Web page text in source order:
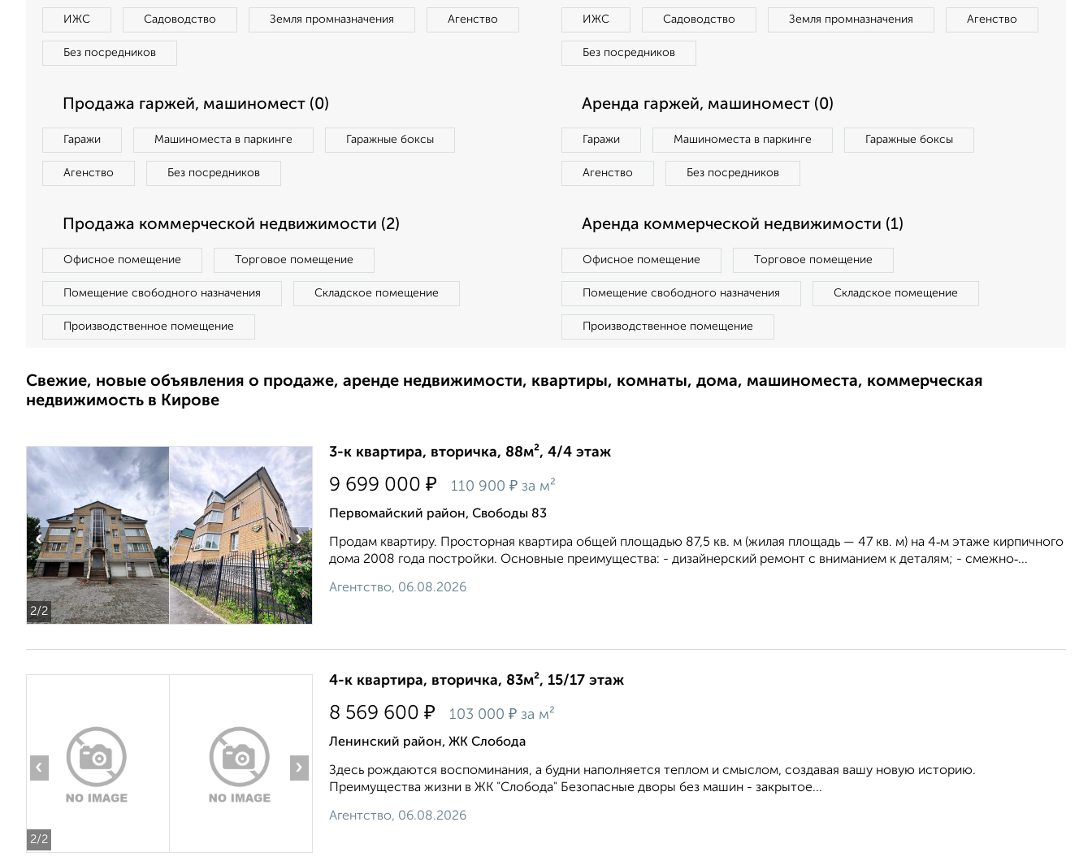
ИЖС Садоводство Земля промназначения Агенство
Без посредников
ИЖС Садоводство Земля промназначения Агенство
Без посредников
Продажа гаржей, машиномест (0)
Гаражи Машиноместа в паркинге Гаражные боксы
Агенство Без посредников
Аренда гаржей, машиномест (0)
Гаражи Машиноместа в паркинге Гаражные боксы
Агенство Без посредников
Продажа коммерческой недвижимости (2)
Офисное помещение Торговое помещение
Помещение свободного назначения Складское помещение
Производственное помещение
Аренда коммерческой недвижимости (1)
Офисное помещение Торговое помещение
Помещение свободного назначения Складское помещение
Производственное помещение
Свежие, новые объявления о продаже, аренде недвижимости, квартиры, комнаты, дома, машиноместа, коммерческая
недвижимость в Кирове
2/2
‹ ›
3-к квартира, вторичка, 88м², 4/4 этаж
9 699 000 ₽ 110 900 ₽ за м²
Первомайский район, Свободы 83
Продам квартиру. Просторная квартира общей площадью 87,5 кв. м (жилая площадь — 47 кв. м) на 4‑м этаже кирпичного
дома 2008 года постройки. Основные преимущества: - дизайнерский ремонт с вниманием к деталям; - смежно‑...
Агентство, 06.08.2026
2/2
‹ ›
4-к квартира, вторичка, 83м², 15/17 этаж
8 569 600 ₽ 103 000 ₽ за м²
Ленинский район, ЖК Слобода
Здесь рождаются воспоминания, а будни наполняется теплом и смыслом, создавая вашу новую историю.
Преимущества жизни в ЖК "Слобода" Безопасные дворы без машин - закрытое...
Агентство, 06.08.2026